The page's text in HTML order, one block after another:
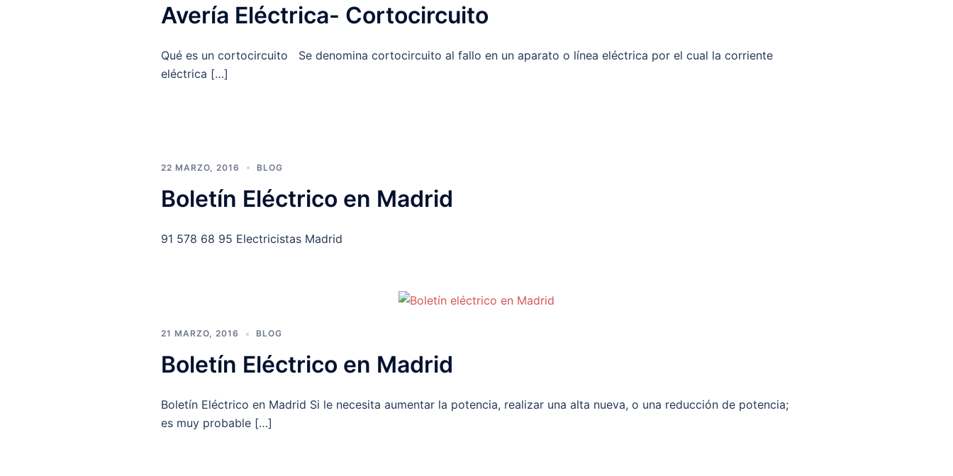
Avería Eléctrica- Cortocircuito
Qué es un cortocircuito Se denomina cortocircuito al fallo en un aparato o línea eléctrica por el cual la corriente
eléctrica […]
22 MARZO, 2016 BLOG
Boletín Eléctrico en Madrid
91 578 68 95 Electricistas Madrid
21 MARZO, 2016 BLOG
Boletín Eléctrico en Madrid
Boletín Eléctrico en Madrid Si le necesita aumentar la potencia, realizar una alta nueva, o una reducción de potencia;
es muy probable […]